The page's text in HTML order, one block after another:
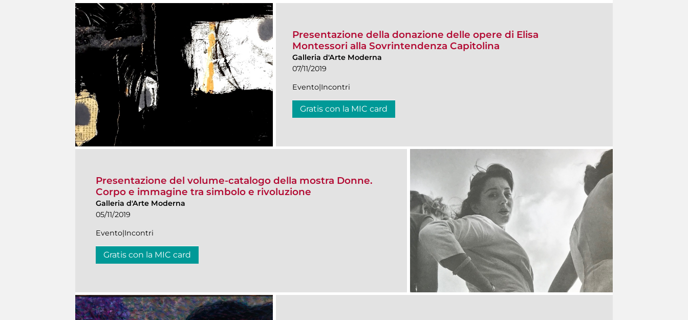
Presentazione della donazione delle opere di Elisa
Montessori alla Sovrintendenza Capitolina
Galleria d'Arte Moderna
07/11/2019
Evento|Incontri
Gratis con la MIC card
Presentazione del volume-catalogo della mostra Donne.
Corpo e immagine tra simbolo e rivoluzione
Galleria d'Arte Moderna
05/11/2019
Evento|Incontri
Gratis con la MIC card